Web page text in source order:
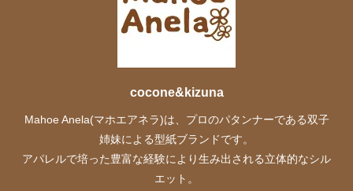
cocone&kizuna
Mahoe Anela(マホエアネラ)は、プロのパタンナーである双子
姉妹による型紙ブランドです。
アパレルで培った豊富な経験により生み出される立体的なシル
エット。